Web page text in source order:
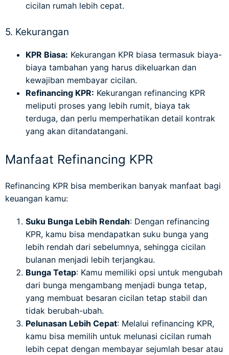
cicilan rumah lebih cepat.
5. Kekurangan
KPR Biasa: Kekurangan KPR biasa termasuk biaya-
biaya tambahan yang harus dikeluarkan dan
kewajiban membayar cicilan.
Refinancing KPR: Kekurangan refinancing KPR
meliputi proses yang lebih rumit, biaya tak
terduga, dan perlu memperhatikan detail kontrak
yang akan ditandatangani.
Manfaat Refinancing KPR
Refinancing KPR bisa memberikan banyak manfaat bagi
keuangan kamu:
Suku Bunga Lebih Rendah: Dengan refinancing
KPR, kamu bisa mendapatkan suku bunga yang
lebih rendah dari sebelumnya, sehingga cicilan
bulanan menjadi lebih terjangkau.
Bunga Tetap: Kamu memiliki opsi untuk mengubah
dari bunga mengambang menjadi bunga tetap,
yang membuat besaran cicilan tetap stabil dan
tidak berubah-ubah.
Pelunasan Lebih Cepat: Melalui refinancing KPR,
kamu bisa memilih untuk melunasi cicilan rumah
lebih cepat dengan membayar sejumlah besar atau